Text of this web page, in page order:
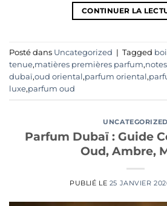
CONTINUER LA
Posté dans Uncategorized | Tagged
tenue,matières premières parfum,
dubaï,oud oriental,parfum oriental,
luxe,parfum oud
UNCATEGORIZED
Parfum Dubaï : Guide
Oud, Ambre,
PUBLIÉ LE 25 JANVIER